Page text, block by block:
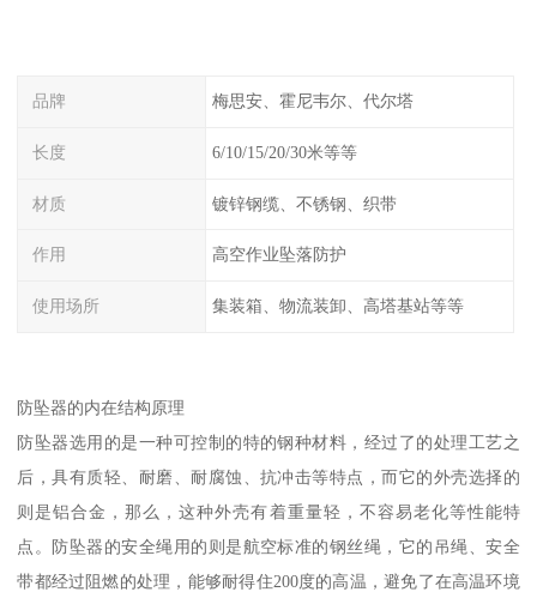
品牌 梅思安、霍尼韦尔、代尔塔
长度 6/10/15/20/30米等等
材质 镀锌钢缆、不锈钢、织带
作用 高空作业坠落防护
使用场所 集装箱、物流装卸、高塔基站等等
防坠器的内在结构原理
防坠器选用的是一种可控制的特的钢种材料，经过了的处理工艺之
后，具有质轻、耐磨、耐腐蚀、抗冲击等特点，而它的外壳选择的
则是铝合金，那么，这种外壳有着重量轻，不容易老化等性能特
点。防坠器的安全绳用的则是航空标准的钢丝绳，它的吊绳、安全
带都经过阻燃的处理，能够耐得住200度的高温，避免了在高温环境